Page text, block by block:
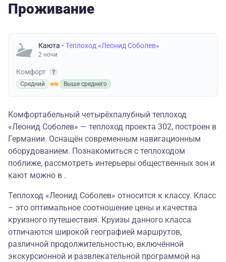
Проживание
Каюта • Теплоход «Леонид Соболев»
2 ночи
Комфорт
Средний Выше среднего
Комфортабельный четырёхпалубный теплоход
«Леонид Соболев» — теплоход проекта 302, построен в
Германии. Оснащён современным навигационным
оборудованием. Познакомиться с теплоходом
поближе, рассмотреть интерьеры общественных зон и
кают можно в .
Теплоход «Леонид Соболев» относится к классу. Класс
– это оптимальное соотношение цены и качества
круизного путешествия. Круизы данного класса
отличаются широкой географией маршрутов,
различной продолжительностью, включённой
экскурсионной и развлекательной программой на